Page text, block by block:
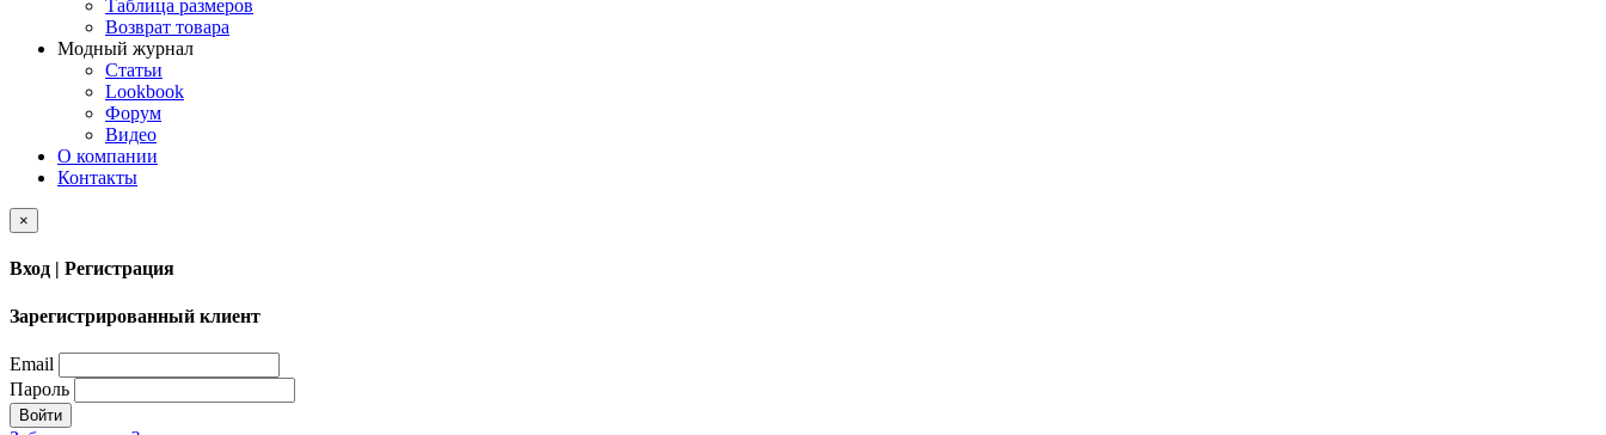
Таблица размеров
Возврат товара
Модный журнал
Статьи
Lookbook
Форум
Видео
О компании
Контакты
×
Вход | Регистрация
Зарегистрированный клиент
Email
Пароль
Войти